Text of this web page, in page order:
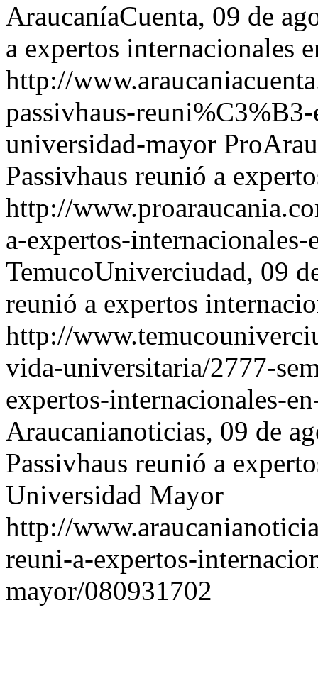
AraucaníaCuenta, 09 de
a expertos internacionales
http://
passivhaus-
universidad-mayor
Passivhaus reunió a
http://
a-expertos-
TemucoUniverciudad, 09
reunió a expertos
http://
vida-universitaria/2777-
expertos-internacionales-
Araucanianoticias, 09 de
Passivhaus reunió a
Universidad Mayor
http://
reuni-a-expertos-
mayor/080931702